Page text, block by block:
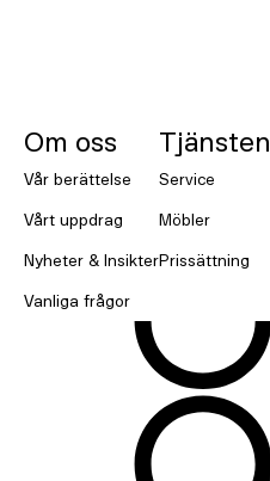
Om oss
Vår berättelse
Vårt uppdrag
Nyheter & Insikter
Vanliga frågor
Tjänsten
Service
Möbler
Prissättning